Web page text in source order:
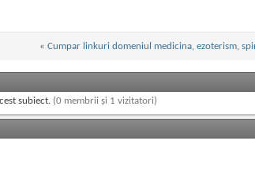
« Cumpar linkuri domeniul medicina, ezoterism,
subiect. (0 membrii și 1 vizitatori)